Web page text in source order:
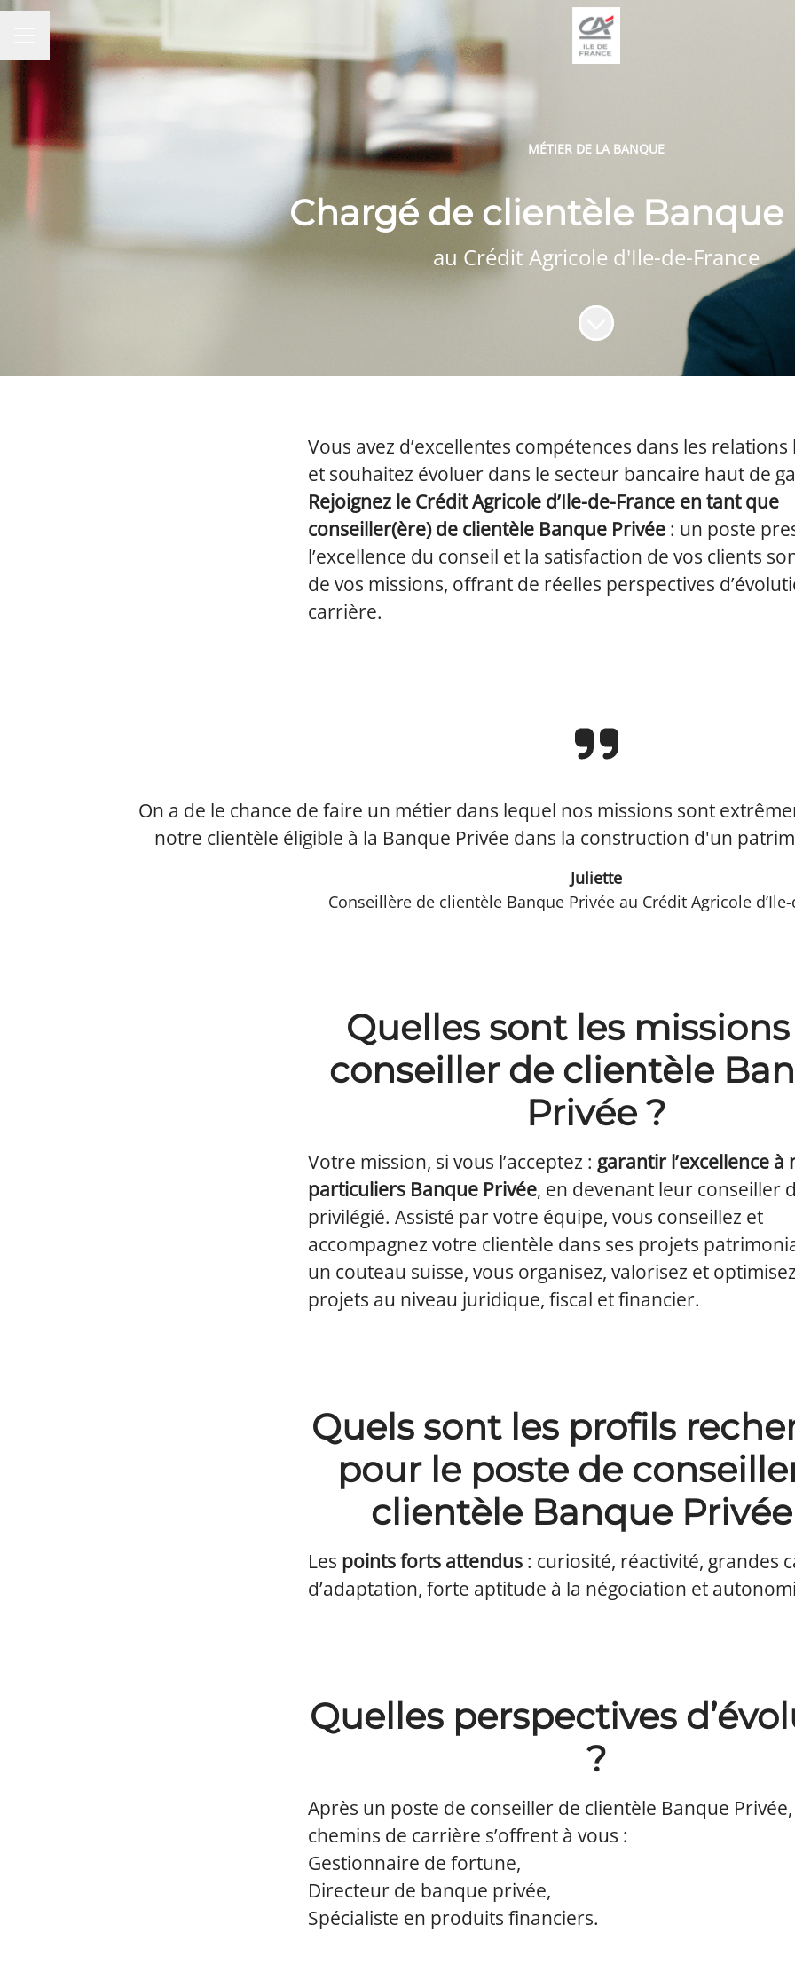
MENU CARRIÈRE
MÉTIER DE LA BANQUE
Chargé de clientèle Banque
au Crédit Agricole d'Ile-de-France
Faire défiler jusqu'au contenu
Vous avez d’excellentes compétences dans les
et souhaitez évoluer dans le secteur bancaire haut de
Rejoignez le Crédit Agricole d’Ile-de-France en tant que
conseiller(ère) de clientèle Banque Privée : un poste
l’excellence du conseil et la satisfaction de vos clients
de vos missions, offrant de réelles perspectives
carrière.
On a de le chance de faire un métier dans lequel nos missions sont
notre clientèle éligible à la Banque Privée dans la construction d'un
Juliette
Conseillère de clientèle Banque Privée au Crédit Agricole
Quelles sont les
conseiller de clientèle
Privée ?
Votre mission, si vous l’acceptez : garantir l’excellence à
particuliers Banque Privée, en devenant leur conseiller
privilégié. Assisté par votre équipe, vous conseillez et
accompagnez votre clientèle dans ses projets
un couteau suisse, vous organisez, valorisez et
projets au niveau juridique, fiscal et financier.
Quels sont les profils
pour le poste de
clientèle Banque
Les points forts attendus : curiosité, réactivité, grandes
d’adaptation, forte aptitude à la négociation et
Quelles perspectives
?
Après un poste de conseiller de clientèle Banque
chemins de carrière s’offrent à vous :
Gestionnaire de fortune,
Directeur de banque privée,
Spécialiste en produits financiers.